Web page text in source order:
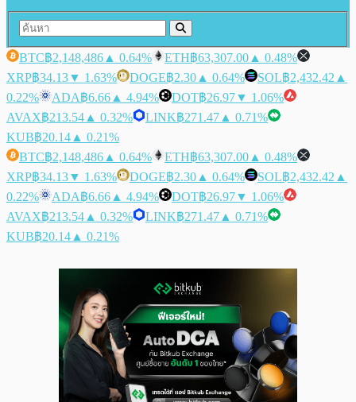
BTC฿2,148,486 ▲ 0.64% ETH฿63,307.00 ▲ 0.48%
XRP฿34.13▼ 1.63% DOGE฿2.30 ▲ 0.64% SOL฿2,432.42 ▲
0.22%
ADA฿6.66 ▲ 4.94% DOT฿26.97▼ 1.06%
AVAX฿213.54 ▲ 0.32% LINK฿271.47 ▲ 0.71%
KUB฿20.14 ▲ 0.21%
BTC฿2,148,486 ▲ 0.64% ETH฿63,307.00 ▲ 0.48%
XRP฿34.13▼ 1.63% DOGE฿2.30 ▲ 0.64% SOL฿2,432.42 ▲
0.22%
ADA฿6.66 ▲ 4.94% DOT฿26.97▼ 1.06%
AVAX฿213.54 ▲ 0.32% LINK฿271.47 ▲ 0.71%
KUB฿20.14 ▲ 0.21%